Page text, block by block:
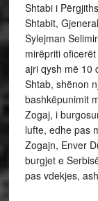
Shtabi i
Shtabit,
Sylejman
mirëpriti
ajri qysh më 10
Shtab, shënon
bashkëpunimit
Zogaj, i
lufte, edhe pas
Zogajn, Enver
burgjet e
pas vdekjes,